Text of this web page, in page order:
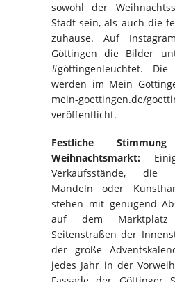
sowohl der
Stadt sein, als auch die
zuhause. Auf
Göttingen die Bilder
#göttingenleuchtet. Die
werden im Mein
mein-goettingen.de/
veröffentlicht.
Festliche
Weihnachtsmarkt:
Verkaufsstände, die
Mandeln oder
stehen mit genügend
auf dem
Seitenstraßen der
der große
jedes Jahr in der